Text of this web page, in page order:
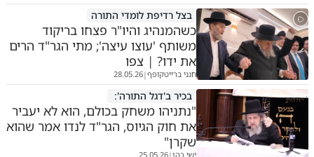
בצל רדיפת לומדי התורה
כשהמנהיג והיו"ר פצחו בריקוד
משותף 'עוצו עיצה'; מתי הגר"ד הרים
את ידו? | צפו
חנני ברייטקופף|
28.05.26
בכיר ב'דגל התורה':
"נתניהו משחק בכולם, הוא לא יעביר
את חוק הגיוס, הגר"ד לנדו אמר שהוא
שקרן"
ישי כהן |
25.05.26